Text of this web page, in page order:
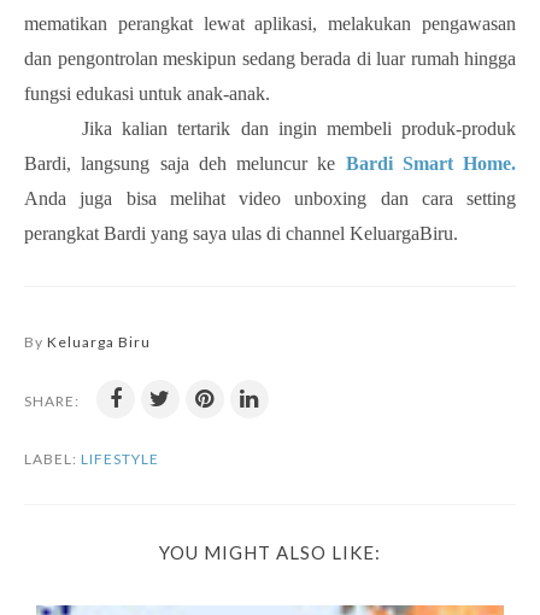
mematikan perangkat lewat aplikasi, melakukan pengawasan
dan pengontrolan meskipun sedang berada di luar rumah hingga
fungsi edukasi untuk anak-anak.
Jika kalian tertarik dan ingin membeli produk-produk
Bardi, langsung saja deh meluncur ke Bardi Smart Home.
Anda juga bisa melihat video unboxing dan cara setting
perangkat Bardi yang saya ulas di channel KeluargaBiru.
By Keluarga Biru
SHARE:
LABEL: LIFESTYLE
YOU MIGHT ALSO LIKE: